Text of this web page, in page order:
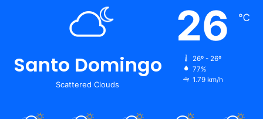
Santo Domingo
Scattered Clouds
26 ℃
26º - 26º
77%
1.79 km/h